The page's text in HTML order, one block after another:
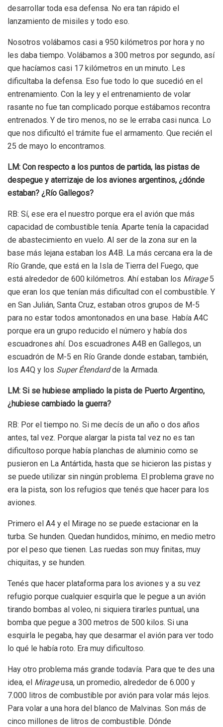
desarrollar toda esa defensa. No era tan rápido el
lanzamiento de misiles y todo eso.
Nosotros volábamos casi a 950 kilómetros por hora y no
les daba tiempo. Volábamos a 300 metros por segundo, así
que hacíamos casi 17 kilómetros en un minuto. Les
dificultaba la defensa. Eso fue todo lo que sucedió en el
entrenamiento. Con la ley y el entrenamiento de volar
rasante no fue tan complicado porque estábamos recontra
entrenados. Y de tiro menos, no se le erraba casi nunca. Lo
que nos dificultó el trámite fue el armamento. Que recién el
25 de mayo lo encontramos.
LM: Con respecto a los puntos de partida, las pistas de
despegue y aterrizaje de los aviones argentinos, ¿dónde
estaban? ¿Río Gallegos?
RB: Sí, ese era el nuestro porque era el avión que más
capacidad de combustible tenía. Aparte tenía la capacidad
de abastecimiento en vuelo. Al ser de la zona sur en la
base más lejana estaban los A4B. La más cercana era la de
Río Grande, que está en la Isla de Tierra del Fuego, que
está alrededor de 600 kilómetros. Ahí estaban los Mirage5
que eran los que tenían más dificultad con el combustible. Y
en San Julián, Santa Cruz, estaban otros grupos de M-5
para no estar todos amontonados en una base. Había A4C
porque era un grupo reducido el número y había dos
escuadrones ahí. Dos escuadrones A4B en Gallegos, un
escuadrón de M-5 en Río Grande donde estaban, también,
los A4Q y los Super Étendardde la Armada.
LM: Si se hubiese ampliado la pista de Puerto Argentino,
¿hubiese cambiado la guerra?
RB: Por el tiempo no. Si me decís de un año o dos años
antes, tal vez. Porque alargar la pista tal vez no es tan
dificultoso porque había planchas de aluminio como se
pusieron en La Antártida, hasta que se hicieron las pistas y
se puede utilizar sin ningún problema. El problema grave no
era la pista, son los refugios que tenés que hacer para los
aviones.
Primero el A4 y el Mirage no se puede estacionar en la
turba. Se hunden. Quedan hundidos, mínimo, en medio metro
por el peso que tienen. Las ruedas son muy finitas, muy
chiquitas, y se hunden.
Tenés que hacer plataforma para los aviones y a su vez
refugio porque cualquier esquirla que le pegue a un avión
tirando bombas al voleo, ni siquiera tirarles puntual, una
bomba que pegue a 300 metros de 500 kilos. Si una
esquirla le pegaba, hay que desarmar el avión para ver todo
lo qué le había roto. Era muy dificultoso.
Hay otro problema más grande todavía. Para que te des una
idea, el Mirageusa, un promedio, alrededor de 6.000 y
7.000 litros de combustible por avión para volar más lejos.
Para volar a una hora del blanco de Malvinas. Son más de
cinco millones de litros de combustible. Dónde